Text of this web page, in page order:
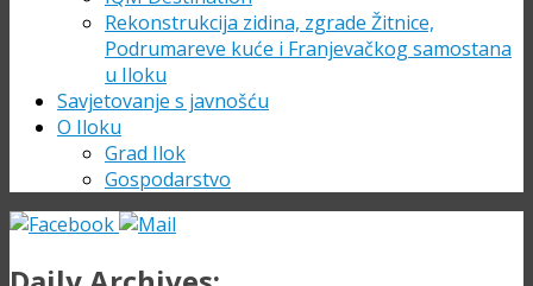
Rekonstrukcija zidina, zgrade Žitnice,
Podrumareve kuće i Franjevačkog samostana
u Iloku
Savjetovanje s javnošću
O Iloku
Grad Ilok
Gospodarstvo